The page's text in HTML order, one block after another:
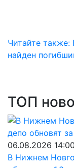
Читайте
найден
ТОП
06.08.2026
В Нижнем